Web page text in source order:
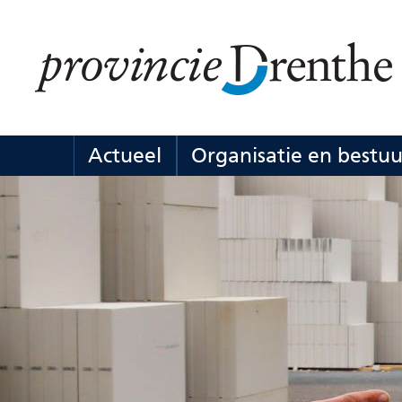
inhoud
Actueel
Actueel
Uitklappen
Organisatie en